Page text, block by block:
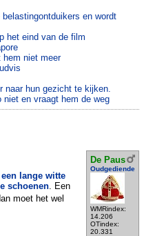
en wordt
het eind van de film
hem niet meer
naar hun gezicht te kijken.
en vraagt hem de weg
De Paus
Oudgediende
WMRindex:
14.206
OTindex:
20.331
een lange witte
schoenen . Een
moet het wel